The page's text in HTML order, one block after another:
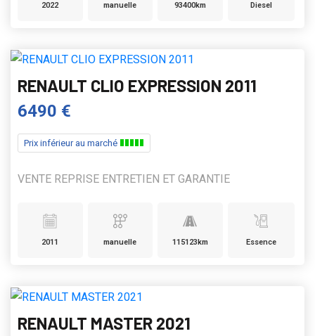
2022 manuelle 93400km Diesel
RENAULT CLIO EXPRESSION 2011
6490 €
Prix inférieur au marché
VENTE REPRISE ENTRETIEN ET GARANTIE
2011 manuelle 115123km Essence
RENAULT MASTER 2021